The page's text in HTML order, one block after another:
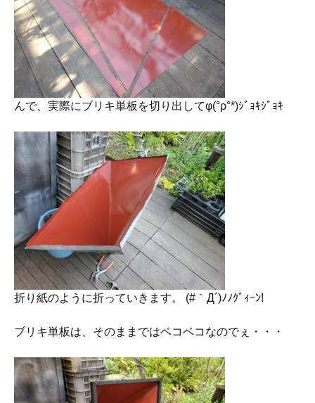
んで、実際にブリキ単板を切り出してφ(°ρ°*)ｼﾞｮｷｼﾞｮｷ
折り紙のように折っていきます。 (#｀Д´)ﾉﾉｸﾞｨｰﾝ!
ブリキ単板は、そのままではベコベコなのでぇ・・・